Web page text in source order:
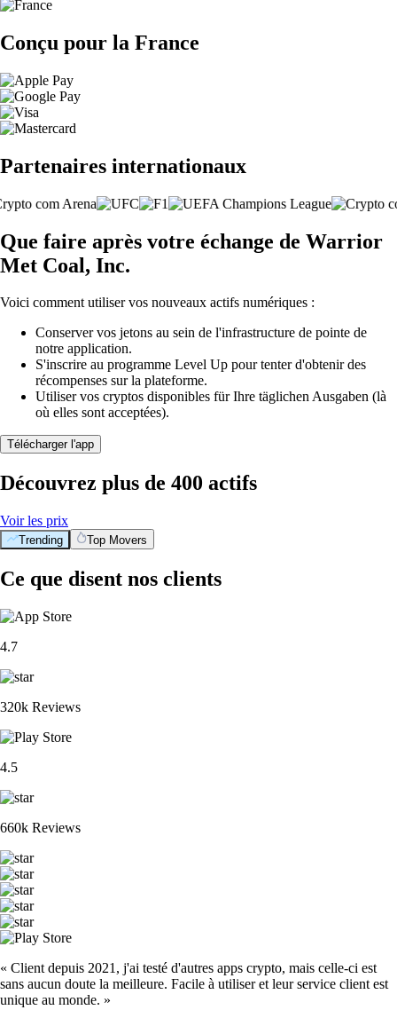
Conçu pour la France
Partenaires internationaux
Que faire après votre échange de Warrior
Met Coal, Inc.
Voici comment utiliser vos nouveaux actifs numériques :
Conserver vos jetons au sein de l'infrastructure de pointe de
notre application.
S'inscrire au programme Level Up pour tenter d'obtenir des
récompenses sur la plateforme.
Utiliser vos cryptos disponibles für Ihre täglichen Ausgaben (là
où elles sont acceptées).
Télécharger l'app
Découvrez plus de 400 actifs
Voir les prix
Trending Top Movers
Ce que disent nos clients
4.7
320k Reviews
4.5
660k Reviews
« Client depuis 2021, j'ai testé d'autres apps crypto, mais celle-ci est
sans aucun doute la meilleure. Facile à utiliser et leur service client est
unique au monde. »